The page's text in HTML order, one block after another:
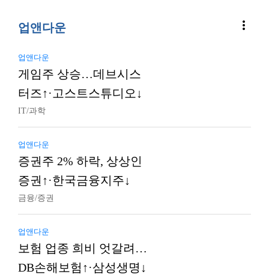
업앤다운 more_vert
업앤다운
게임주 상승…데브시스
터즈↑·고스트스튜디오↓
IT/과학
업앤다운
증권주 2% 하락, 상상인
증권↑·한국금융지주↓
금융/증권
업앤다운
보험 업종 희비 엇갈려…
DB손해보험↑·삼성생명↓